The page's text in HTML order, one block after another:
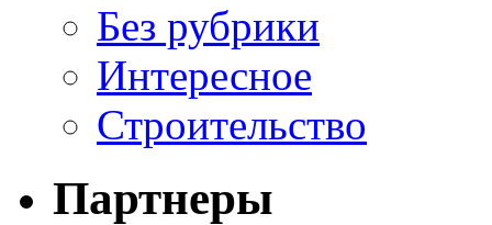
Без рубрики
Интересное
Строительство
Партнеры